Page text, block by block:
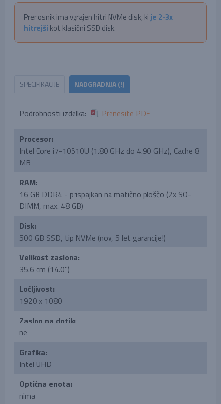
Prenosnik ima vgrajen hitri NVMe disk, ki je 2-3x
hitrejši kot klasični SSD disk.
SPECIFIKACIJE NADGRADNJA (!)
Podrobnosti izdelka: Prenesite PDF
Procesor:
Intel Core i7-10510U (1.80 GHz do 4.90 GHz), Cache 8
MB
RAM:
16 GB DDR4 - prispajkan na matično ploščo (2x SO-
DIMM, max. 48 GB)
Disk:
500 GB SSD, tip NVMe (nov, 5 let garancije!)
Velikost zaslona:
35.6 cm (14.0'')
Ločljivost:
1920 x 1080
Zaslon na dotik:
ne
Grafika:
Intel UHD
Optična enota:
nima